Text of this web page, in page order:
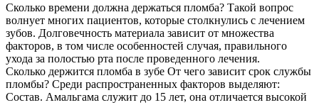
Сколько времени должна держаться пломба? Такой вопрос
волнует многих пациентов, которые столкнулись с лечением
зубов. Долговечность материала зависит от множества
факторов, в том числе особенностей случая, правильного
ухода за полостью рта после проведенного лечения.
Сколько держится пломба в зубе От чего зависит срок службы
пломбы? Среди распространенных факторов выделяют:
Состав. Амальгама служит до 15 лет, она отличается высокой